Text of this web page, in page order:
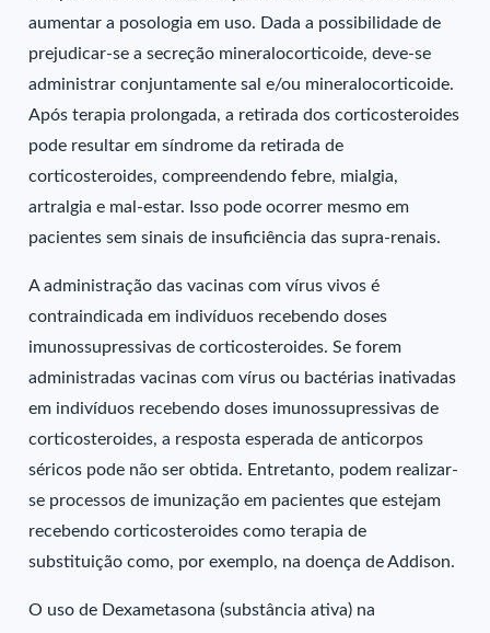
aumentar a posologia em uso. Dada a possibilidade de
prejudicar-se a secreção mineralocorticoide, deve-se
administrar conjuntamente sal e/ou mineralocorticoide.
Após terapia prolongada, a retirada dos corticosteroides
pode resultar em síndrome da retirada de
corticosteroides, compreendendo febre, mialgia,
artralgia e mal-estar. Isso pode ocorrer mesmo em
pacientes sem sinais de insuficiência das supra-renais.
A administração das vacinas com vírus vivos é
contraindicada em indivíduos recebendo doses
imunossupressivas de corticosteroides. Se forem
administradas vacinas com vírus ou bactérias inativadas
em indivíduos recebendo doses imunossupressivas de
corticosteroides, a resposta esperada de anticorpos
séricos pode não ser obtida. Entretanto, podem realizar-
se processos de imunização em pacientes que estejam
recebendo corticosteroides como terapia de
substituição como, por exemplo, na doença de Addison.
O uso de Dexametasona (substância ativa) na